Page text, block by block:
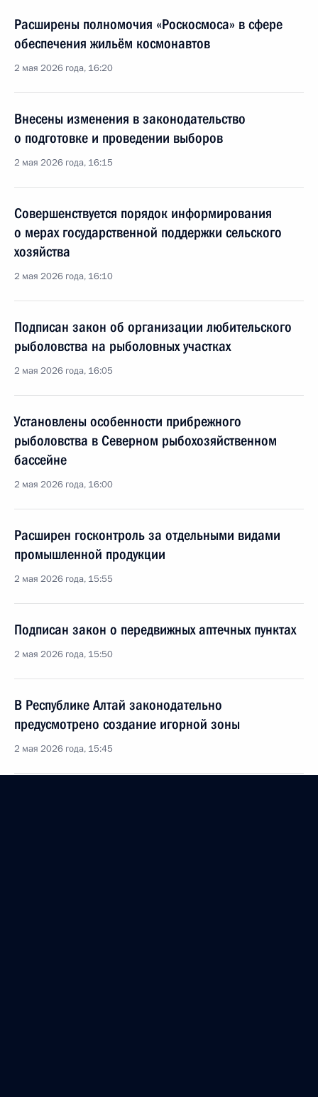
Расширены полномочия «Роскосмоса» в сфере
обеспечения жильём космонавтов
2 мая 2026 года, 16:20
Внесены изменения в законодательство
о подготовке и проведении выборов
2 мая 2026 года, 16:15
Совершенствуется порядок информирования
о мерах государственной поддержки сельского
хозяйства
2 мая 2026 года, 16:10
Подписан закон об организации любительского
рыболовства на рыболовных участках
2 мая 2026 года, 16:05
Установлены особенности прибрежного
рыболовства в Северном рыбохозяйственном
бассейне
2 мая 2026 года, 16:00
Расширен госконтроль за отдельными видами
промышленной продукции
2 мая 2026 года, 15:55
Подписан закон о передвижных аптечных пунктах
2 мая 2026 года, 15:50
В Республике Алтай законодательно
предусмотрено создание игорной зоны
2 мая 2026 года, 15:45